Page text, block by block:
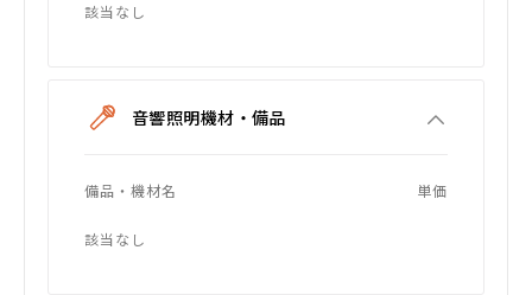
該当なし
音響照明機材・備品
備品・機材名 単価
該当なし